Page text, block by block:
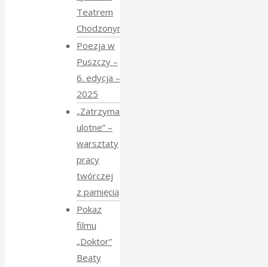
Teatrem
Chodzonym
Poezja w
Puszczy –
6. edycja –
2025
„Zatrzymać
ulotne” –
warsztaty
pracy
twórczej
z pamięcią
Pokaz
filmu
„Doktor”
Beaty